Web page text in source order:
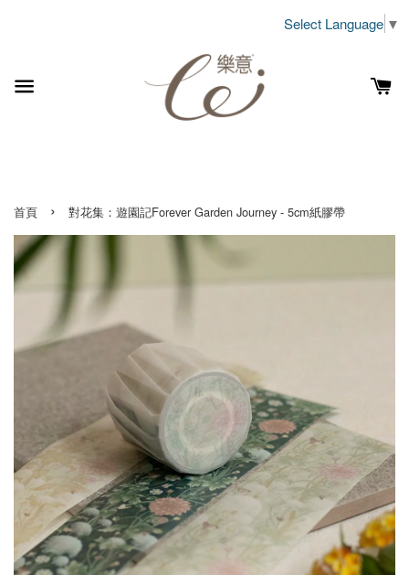
Select Language ▼
首頁 › 對花集：遊園記Forever Garden Journey - 5cm紙膠帶